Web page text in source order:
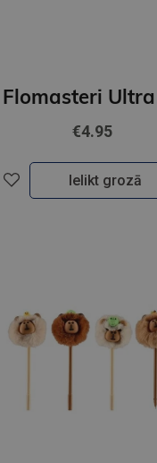
€4.95
Ielikt grozā